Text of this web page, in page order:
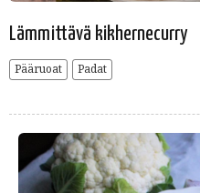
Lämmittävä kikhernecurry
Pääruoat Padat